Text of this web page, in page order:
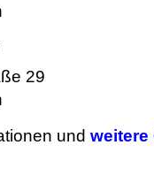
29
und weitere